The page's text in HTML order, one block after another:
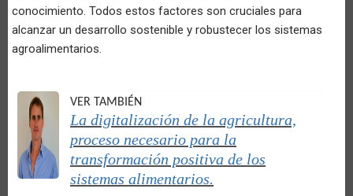
conocimiento. Todos estos factores son cruciales para
alcanzar un desarrollo sostenible y robustecer los sistemas
agroalimentarios.
VER TAMBIÉN
La digitalización de la agricultura,
proceso necesario para la
transformación positiva de los
sistemas alimentarios.